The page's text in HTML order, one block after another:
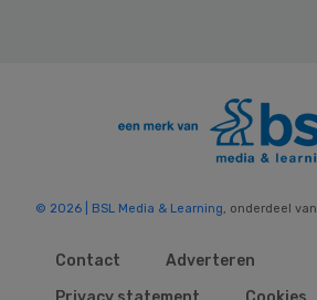
© 2026 | BSL Media & Learning, onderdeel van
Contact
Adverteren